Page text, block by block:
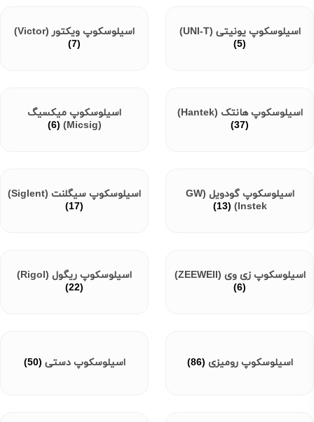
اسیلوسکوپ یونیتی (UNI-T)
(5)
اسیلوسکوپ ویکتور (Victor)
(7)
اسیلوسکوپ هانتک (Hantek)
(37)
اسیلوسکوپ میکسیگ
(Micsig)
(6)
اسیلوسکوپ گودویل (GW
Instek)
(13)
اسیلوسکوپ سیگلنت (Siglent)
(17)
اسیلوسکوپ زی وی (ZEEWEII)
(6)
اسیلوسکوپ ریگول (Rigol)
(22)
اسیلوسکوپ رومیزی (86) اسیلوسکوپ دستی (50)